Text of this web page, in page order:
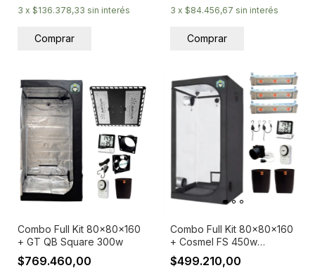
3 x $136.378,33 sin interés
3 x $84.456,67 sin interés
Combo Full Kit 80x80x160
+ GT QB Square 300w
$769.460,00
Combo Full Kit 80x80x160
+ Cosmel FS 450w
(150wx3)
$499.210,00